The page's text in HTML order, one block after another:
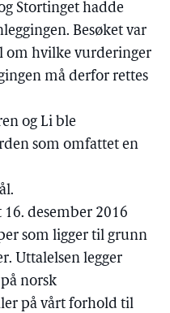
Stortinget hadde
Besøket var
om hvilke vurderinger
må derfor rettes
og Li ble
som omfattet en
desember 2016
som ligger til grunn
Uttalelsen legger
norsk
på vårt forhold til